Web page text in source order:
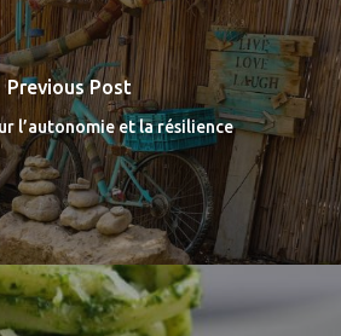
Previous Post
l’autonomie et la résilience